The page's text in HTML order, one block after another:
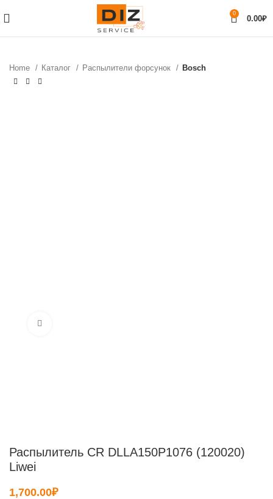
0
0.00₽
Home Каталог Распылители форсунок Bosch
Распылитель CR DLLA150P1076 (120020)
Liwei
1,700.00₽